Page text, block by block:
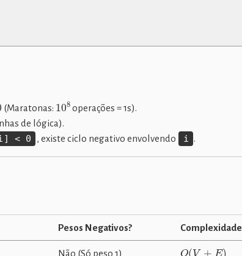
(Maratonas: 108operações = 1s).
de lógica).
< 0 , existe ciclo negativo envolvendo i .
Pesos Negativos? Complexidade
Não (Só peso 1) O(V+ E